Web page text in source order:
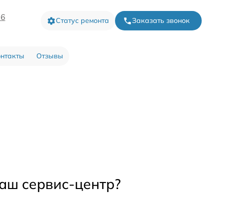
Статус ремонта Заказать звонок
Отзывы
сервис-центр?